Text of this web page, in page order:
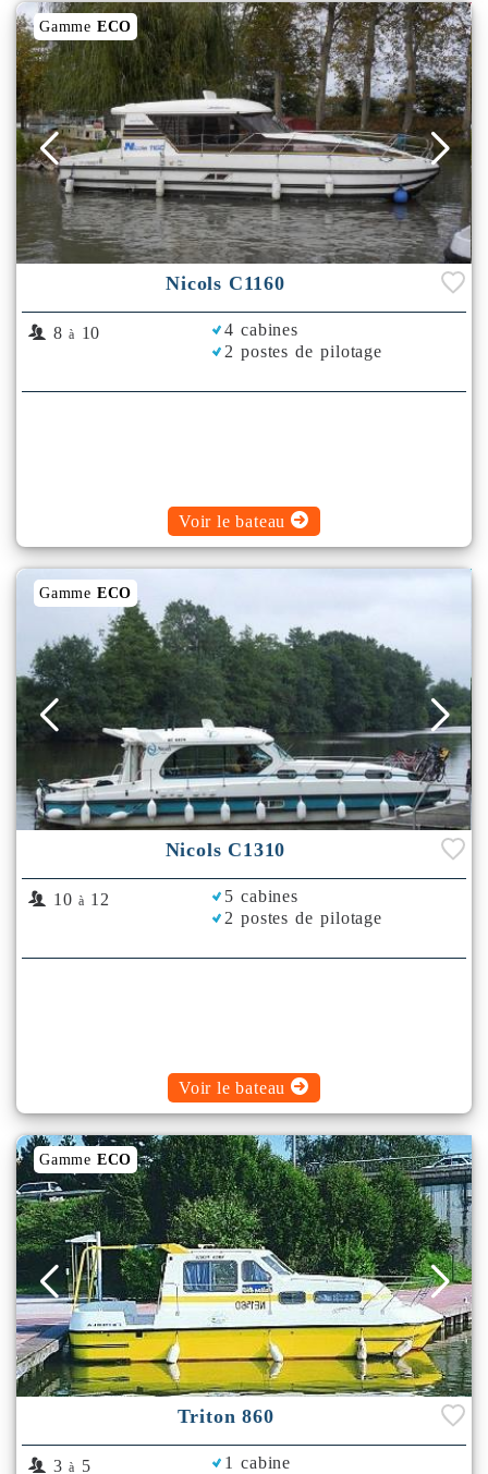
Gamme ECO
Nicols C1160
8 à 10
4 cabines
2 postes de pilotage
Voir le bateau
Gamme ECO
Nicols C1310
10 à 12
5 cabines
2 postes de pilotage
Voir le bateau
Gamme ECO
Triton 860
3 à 5 1 cabine